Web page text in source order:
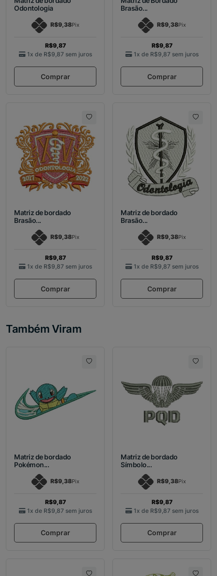
Odontologia
R$9,38Pix
R$9,87
1x de R$9,87 sem juros
Comprar
Brasão...
R$9,38Pix
R$9,87
1x de R$9,87 sem juros
Comprar
Matriz de bordado
Brasão...
R$9,38Pix
R$9,87
1x de R$9,87 sem juros
Comprar
Matriz de bordado
Brasão...
R$9,38Pix
R$9,87
1x de R$9,87 sem juros
Comprar
Também Viram
Matriz de bordado
Pokémon...
R$9,38Pix
R$9,87
1x de R$9,87 sem juros
Comprar
Matriz de bordado
Símbolo...
R$9,38Pix
R$9,87
1x de R$9,87 sem juros
Comprar